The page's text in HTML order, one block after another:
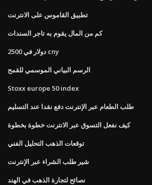
تطبيق القاموس على الانترنت
كم من المال يقوم به تاجر السندات
2500 دولار في cny
الرسم البياني الموسمي للقمح
Stoxx europe 50 index
طلب الطعام عبر الإنترنت دفع نقدا عند التسليم
كيف نفعل التسوق عبر الانترنت خطوة بخطوة
توقعات الذهب التحليل الفني
شير طلب الشراء عبر الإنترنت
نصائح لتجارة الذهب في الهند